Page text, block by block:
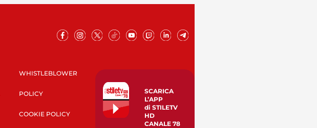
WHISTLEBLOWER
POLICY
COOKIE POLICY
SCARICA
L’APP
di STILETV
HD
CANALE 78